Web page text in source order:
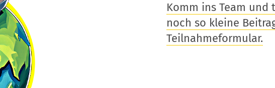
Komm ins Team
noch so kleine
Teilnahmeformular.